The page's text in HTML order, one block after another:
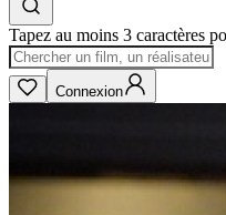
Tapez au moins 3 caractères
Connexion